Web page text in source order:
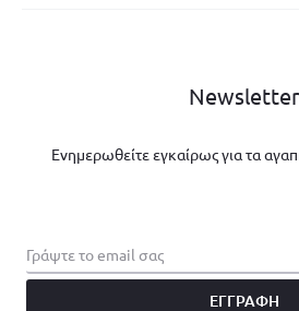
Newsletter
Ενημερωθείτε εγκαίρως για τα